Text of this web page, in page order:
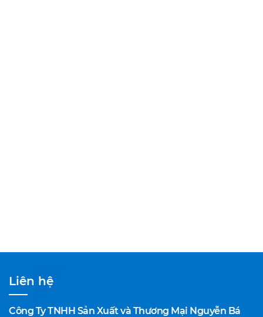
Liên hệ
Công Ty TNHH Sản Xuất và Thương Mại Nguyễn Bá